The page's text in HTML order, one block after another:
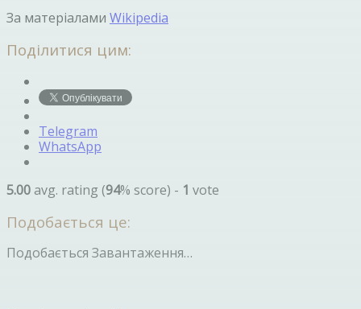
За матеріалами Wikipedia
Поділитися цим:
Telegram
WhatsApp
5.00avg. rating (94% score) - 1 vote
Подобається це:
Подобається Завантаження…